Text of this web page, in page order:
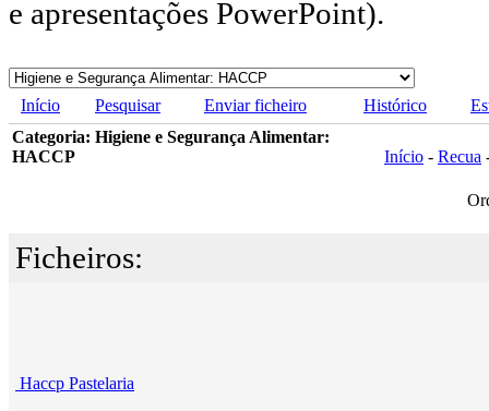
e apresentações PowerPoint).
Início Pesquisar Enviar ficheiro Histórico
Categoria: Higiene e Segurança Alimentar:
HACCP
Início - Recua
Ficheiros:
Haccp Pastelaria